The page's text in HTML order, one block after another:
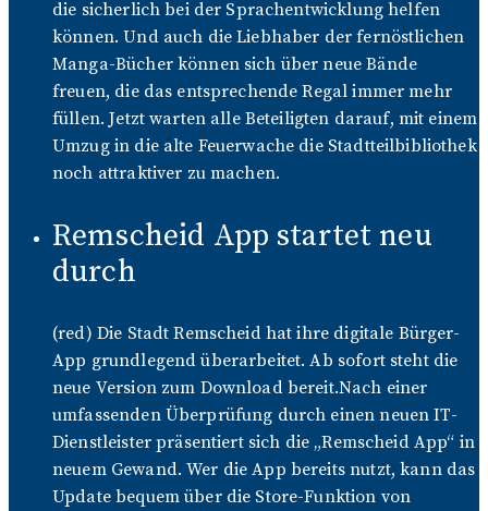
die sicherlich bei der Sprachentwicklung helfen
können. Und auch die Liebhaber der fernöstlichen
Manga-Bücher können sich über neue Bände
freuen, die das entsprechende Regal immer mehr
füllen. Jetzt warten alle Beteiligten darauf, mit einem
Umzug in die alte Feuerwache die Stadtteilbibliothek
noch attraktiver zu machen.
Remscheid App startet neu
durch
(red) Die Stadt Remscheid hat ihre digitale Bürger-
App grundlegend überarbeitet. Ab sofort steht die
neue Version zum Download bereit.Nach einer
umfassenden Überprüfung durch einen neuen IT-
Dienstleister präsentiert sich die „Remscheid App“ in
neuem Gewand. Wer die App bereits nutzt, kann das
Update bequem über die Store-Funktion von